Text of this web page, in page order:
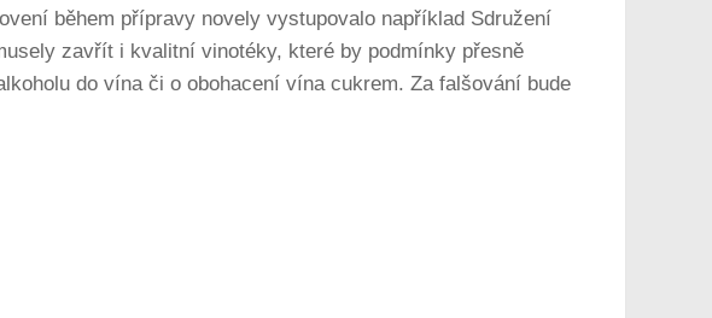
během přípravy novely vystupovalo například Sdružení
zavřít i kvalitní vinotéky, které by podmínky přesně
do vína či o obohacení vína cukrem. Za falšování bude